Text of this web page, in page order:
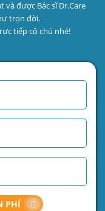
được Bác sĩ Dr.Care
trọn đời.
tiếp cô chú nhé!
PHÍ